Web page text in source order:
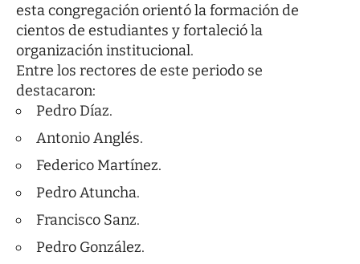
esta congregación orientó la formación de
cientos de estudiantes y fortaleció la
organización institucional.
Entre los rectores de este periodo se
destacaron:
Pedro Díaz.
Antonio Anglés.
Federico Martínez.
Pedro Atuncha.
Francisco Sanz.
Pedro González.